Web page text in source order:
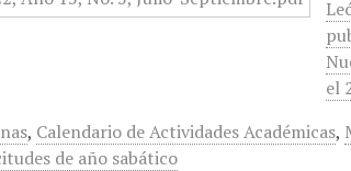
el
, Calendario de Actividades Académicas,
de año sabático